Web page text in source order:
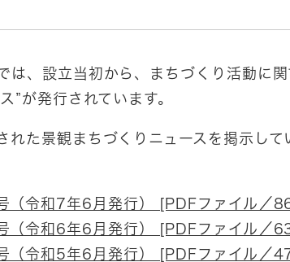
は、設立当初から、まちづくり活動に関
”が発行されています。
れた景観まちづくりニュースを掲示して
（令和7年6月発行） [PDFファイル／
（令和6年6月発行） [PDFファイル／
（令和5年6月発行） [PDFファイル／